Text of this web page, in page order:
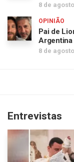
8 de
OPINIÃO
Pai de
Argentina
8 de
Entrevistas